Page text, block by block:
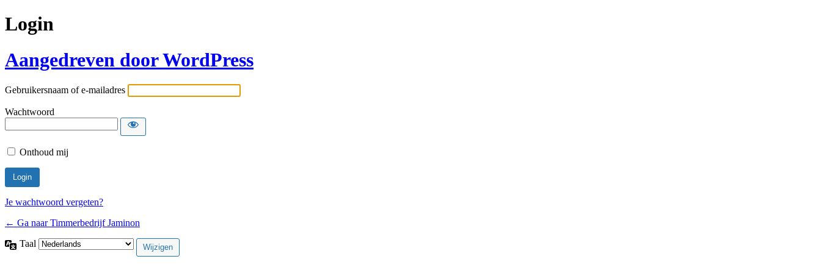
Login
Aangedreven door WordPress
Gebruikersnaam of e-mailadres
Wachtwoord
Onthoud mij
Je wachtwoord vergeten?
← Ga naar Timmerbedrijf Jaminon
Taal